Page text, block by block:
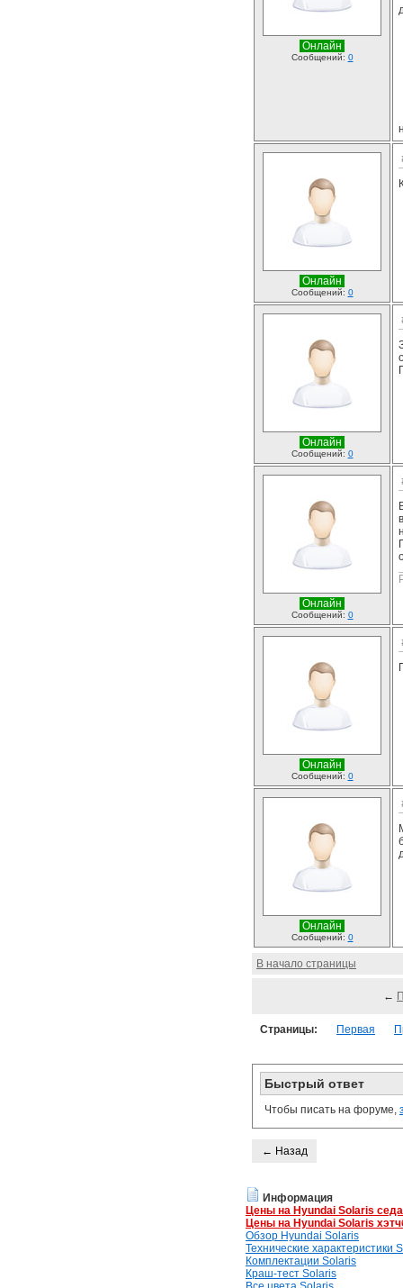
Онлайн
Сообщений: 0
Онлайн
Сообщений: 0
Онлайн
Сообщений: 0
Онлайн
Сообщений: 0
Онлайн
Сообщений: 0
Онлайн
Сообщений: 0
В начало страницы
←
Страницы: Первая
Быстрый ответ
Чтобы писать на форуме,
← Назад
Информация
Цены на Hyundai Solaris
Цены на Hyundai Solaris
Обзор Hyundai Solaris
Технические характеристики
Комплектации Solaris
Краш-тест Solaris